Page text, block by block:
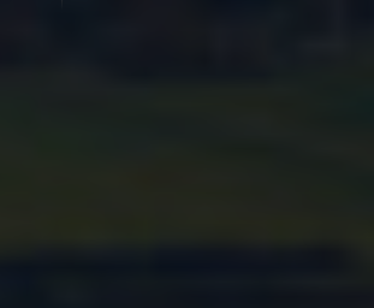
realiseren en onderhouden van
in Nederland. Van het aanleggen van
voor gas, water en elektra tot het
voor duurzame energie zoals
De sfeer is gezellig en professioneel
aan grote projecten, maar er is ook ruimte
aandacht.
bij deze organisatie zorg jij dat projecten
coördineert en bewaakt de voortgang, en